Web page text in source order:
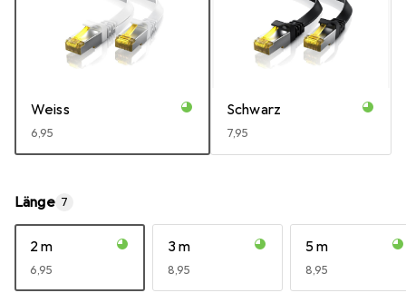
Weiss
EUR
6,95
Schwarz
EUR
7,95
Länge 7
2 m
EUR
6,95
3 m
EUR
8,95
5 m
EUR
8,95